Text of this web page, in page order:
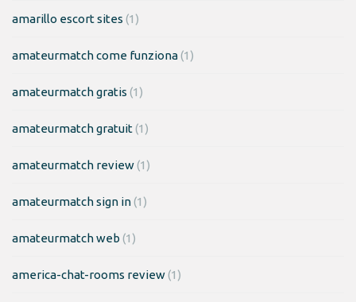
amarillo escort sites (1)
amateurmatch come funziona(1)
amateurmatch gratis (1)
amateurmatch gratuit(1)
amateurmatch review(1)
amateurmatch sign in(1)
amateurmatch web (1)
america-chat-rooms review(1)